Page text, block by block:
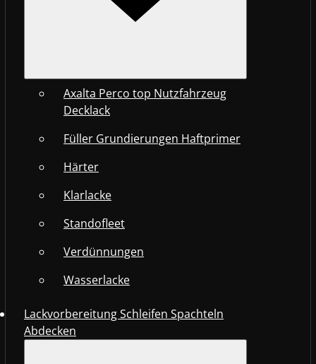
Axalta Perco top Nutzfahrzeug
Decklack
Füller Grundierungen Haftprimer
Härter
Klarlacke
Standofleet
Verdünnungen
Wasserlacke
Lackvorbereitung Schleifen Spachteln
Abdecken